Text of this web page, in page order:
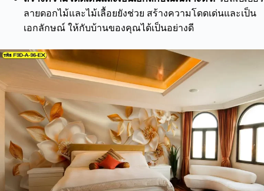
ลายดอกไม้และไม้เลื้อยยังช่วย สร้างความโดดเด่นและเป็น
เอกลักษณ์ ให้กับบ้านของคุณได้เป็นอย่างดี